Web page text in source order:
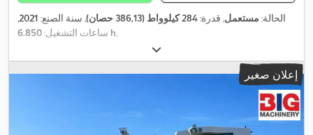
الحالة: مستعمل, قدرة:284 كيلوواط (386,13 حصان) , سنة الصنع: 2021
,
ساعات التشغيل: 6.850 h
إعلان صغير